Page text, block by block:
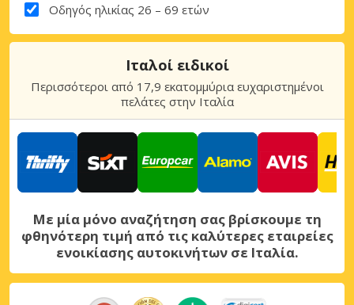
Οδηγός ηλικίας 26 – 69 ετών
Ιταλοί ειδικοί
Περισσότεροι από 17,9 εκατομμύρια ευχαριστημένοι
πελάτες στην Ιταλία
Με μία μόνο αναζήτηση σας βρίσκουμε τη
φθηνότερη τιμή από τις καλύτερες εταιρείες
ενοικίασης αυτοκινήτων σε Ιταλία.